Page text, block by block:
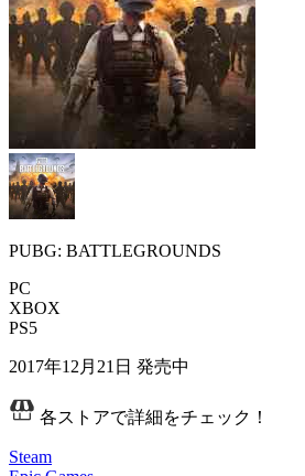
PUBG: BATTLEGROUNDS
PC
XBOX
PS5
2017年12月21日 発売中
各ストアで詳細をチェック！
Steam